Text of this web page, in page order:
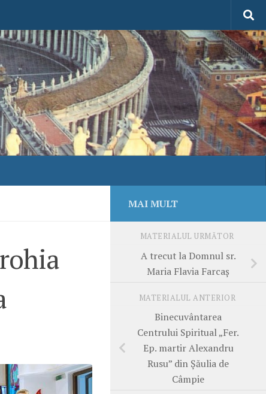
MAI MULT
MATERIALUL URMĂTOR
A trecut la Domnul sr.
Maria Flavia Farcaș
MATERIALUL ANTERIOR
Binecuvântarea
Centrului Spiritual „Fer.
Ep. martir Alexandru
Rusu” din Șăulia de
Câmpie